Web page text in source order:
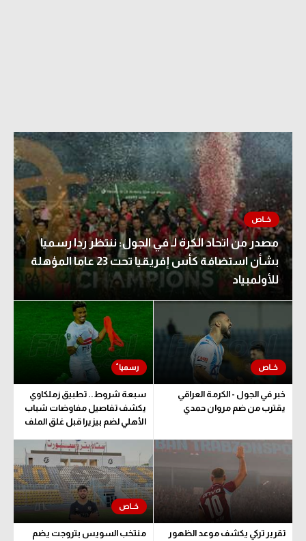
مصدر من اتحاد الكرة لـ في الجول: ننتظر ردا رسميا
بشأن استضافة كأس إفريقيا تحت 23 عاما المؤهلة
للأولمبياد
خبر في الجول - الكرمة العراقي
يقترب من ضم مروان حمدي
سبعة شروط.. تطبيق زملكاوي
يكشف تفاصيل مفاوضات شباب
الأهلي لضم بيزيرا قبل غلق الملف
تقرير تركي يكشف موعد الظهور
منتخب السويس بتروجت يضم